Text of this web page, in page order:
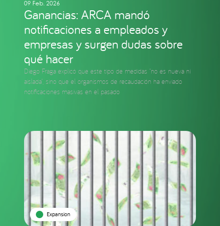
09 Feb. 2026
Ganancias: ARCA mandó
notificaciones a empleados y
empresas y surgen dudas sobre
qué hacer
Diego Fraga explicó que este tipo de medidas “no es nueva ni
aislada”, sino que el organismos de recaudación ha enviado
notificaciones masivas en el pasado
Expansion